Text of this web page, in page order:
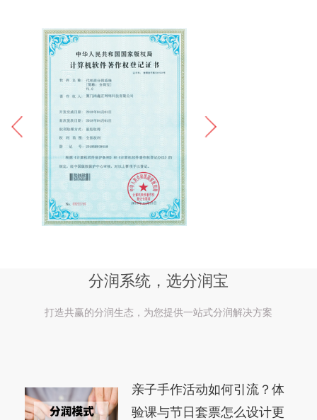
分润系统，选分润宝
打造共赢的分润生态，为您提供一站式分润解决方案
亲子手作活动如何引流？体
验课与节日套票怎么设计更